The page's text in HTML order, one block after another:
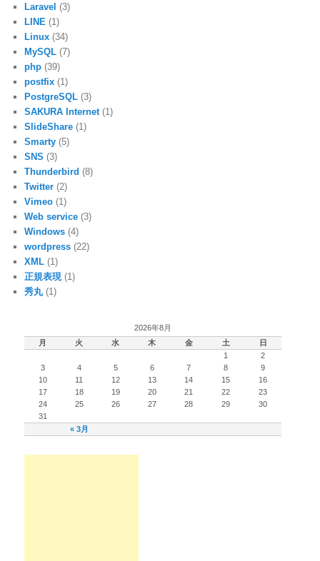
Laravel (3)
LINE (1)
Linux (34)
MySQL (7)
php (39)
postfix (1)
PostgreSQL (3)
SAKURA Internet(1)
SlideShare (1)
Smarty (5)
SNS (3)
Thunderbird (8)
Twitter (2)
Vimeo (1)
Web service (3)
Windows (4)
wordpress (22)
XML (1)
正規表現(1)
秀丸(1)
2026年8月
月
火 水 木 金 土 日
« 3月
1
2
3
4 5 6 7 8
9
10
11 12 13 14 15
16
17
18 19 20 21 22
23
24
25 26 27 28 29
30
31